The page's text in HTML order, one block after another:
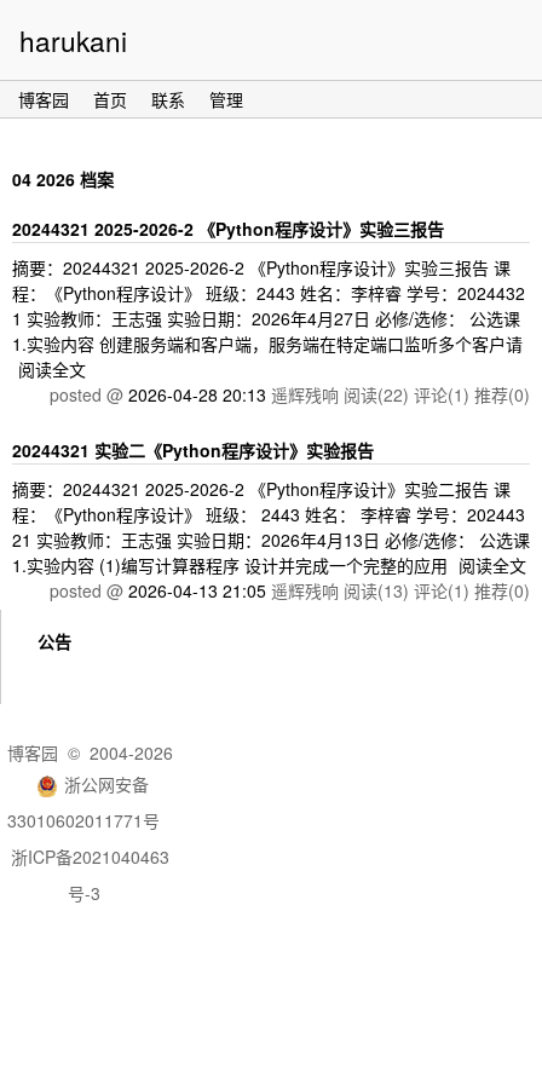
harukani
博客园 首页 联系 管理
04 2026 档案
20244321 2025-2026-2 《Python程序设计》实验三报告
摘要：20244321 2025-2026-2 《Python程序设计》实验三报告 课
程：《Python程序设计》 班级：2443 姓名：李梓睿 学号：2024432
1 实验教师：王志强 实验日期：2026年4月27日 必修/选修： 公选课
1.实验内容 创建服务端和客户端，服务端在特定端口监听多个客户请
阅读全文
posted @ 2026-04-28 20:13 遥辉残响 阅读(22) 评论(1) 推荐(0)
20244321 实验二《Python程序设计》实验报告
摘要：20244321 2025-2026-2 《Python程序设计》实验二报告 课
程：《Python程序设计》 班级： 2443 姓名： 李梓睿 学号：202443
21 实验教师：王志强 实验日期：2026年4月13日 必修/选修： 公选课
1.实验内容 (1)编写计算器程序 设计并完成一个完整的应用 阅读全文
posted @ 2026-04-13 21:05 遥辉残响 阅读(13) 评论(1) 推荐(0)
公告
博客园 © 2004-2026
浙公网安备
33010602011771号
浙ICP备2021040463
号-3